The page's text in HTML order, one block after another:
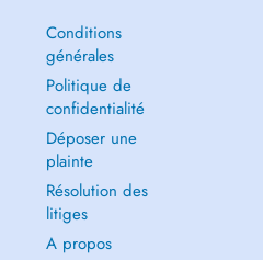
Conditions
générales
Politique de
confidentialité
Déposer une
plainte
Résolution des
litiges
A propos